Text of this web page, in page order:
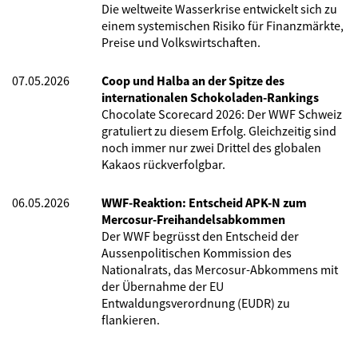
Die weltweite Wasserkrise entwickelt sich zu
einem systemischen Risiko für Finanzmärkte,
Preise und Volkswirtschaften.
07.05.2026
Coop und Halba an der Spitze des
internationalen Schokoladen-Rankings
Chocolate Scorecard 2026: Der WWF Schweiz
gratuliert zu diesem Erfolg. Gleichzeitig sind
noch immer nur zwei Drittel des globalen
Kakaos rückverfolgbar.
06.05.2026
WWF-Reaktion: Entscheid APK-N zum
Mercosur-Freihandelsabkommen
Der WWF begrüsst den Entscheid der
Aussenpolitischen Kommission des
Nationalrats, das Mercosur-Abkommens mit
der Übernahme der EU
Entwaldungsverordnung (EUDR) zu
flankieren.